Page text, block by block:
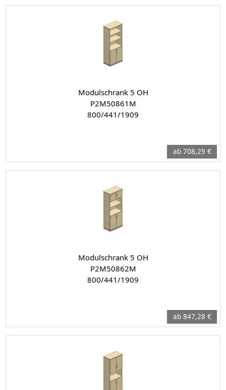
Modulschrank 5 OH
P2M50861M
800/441/1909
ab 708,29 €
Modulschrank 5 OH
P2M50862M
800/441/1909
ab 847,28 €